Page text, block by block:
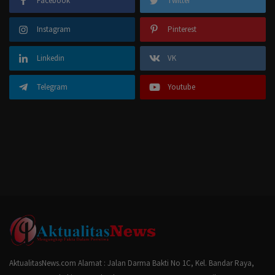
Instagram Pinterest
Linkedin VK
Telegram Youtube
AktualitasNews.com Alamat : Jalan Darma Bakti No 1C, Kel. Bandar Raya,